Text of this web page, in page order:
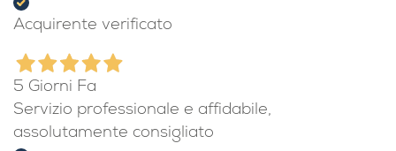
3 Giorni Fa
Acquirente verificato